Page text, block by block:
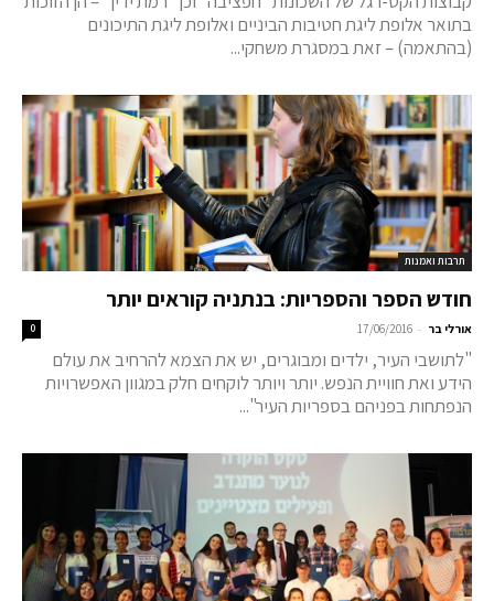
בתואר אלופת ליגת חטיבות הביניים ואלופת ליגת התיכונים
(בהתאמה) – זאת במסגרת משחקי...
תרבות ואמנות
חודש הספר והספריות: בנתניה קוראים יותר
אורלי בר -
17/06/2016
0
"לתושבי העיר, ילדים ומבוגרים, יש את הצמא להרחיב את עולם
הידע ואת חוויית הנפש. יותר ויותר לוקחים חלק במגוון האפשרויות
הנפתחות בפניהם בספריות העיר"...